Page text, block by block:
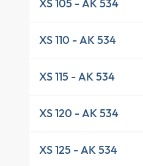
XS 105 - AK 534
XS 110 - AK 534
XS 115 - AK 534
XS 120 - AK 534
XS 125 - AK 534